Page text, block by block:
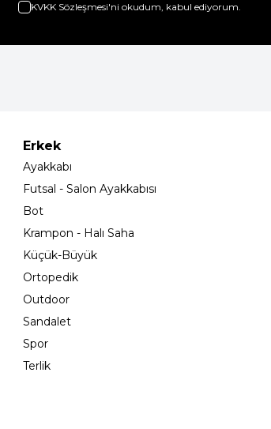
KVKK Sözleşmesi'ni okudum, kabul ediyorum.
Erkek
Ayakkabı
Futsal - Salon Ayakkabısı
Bot
Krampon - Halı Saha
Küçük-Büyük
Ortopedik
Outdoor
Sandalet
Spor
Terlik